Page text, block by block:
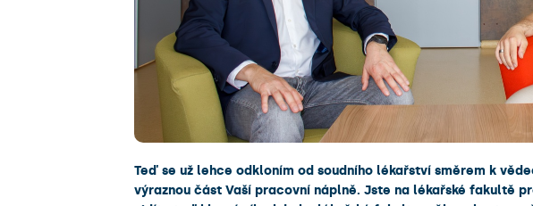
Teď se už lehce odkloním od soudního lékařství směrem k
výraznou část Vaší pracovní náplně. Jste na lékařské fakultě